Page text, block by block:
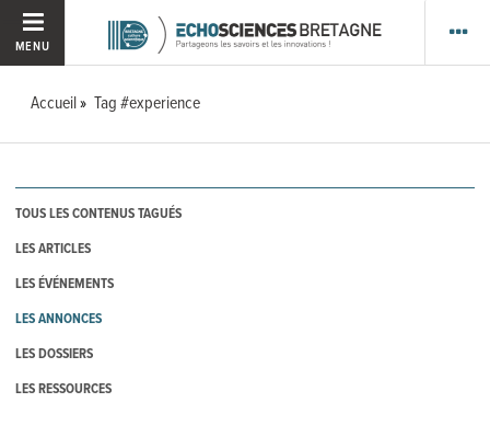
MENU
Accueil Tag #experience
TOUS LES CONTENUS TAGUÉS
LES ARTICLES
LES ÉVÉNEMENTS
LES ANNONCES
LES DOSSIERS
LES RESSOURCES